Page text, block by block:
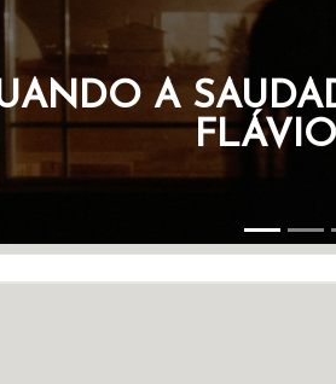
OS QUE
DA ALMA.